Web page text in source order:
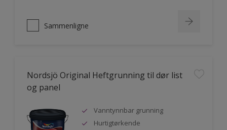
Sammenligne
Nordsjö Original Heftgrunning til dør list
og panel
Vanntynnbar grunning
Hurtigtørkende